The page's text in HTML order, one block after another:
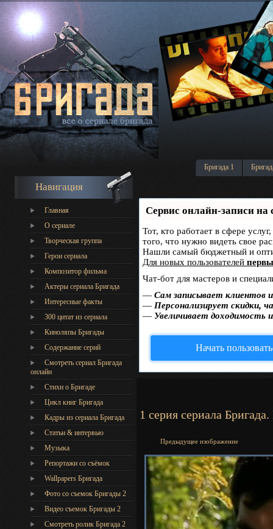
Бригада 1
Навигация
Главная
О сериале
Творческая группа
Герои сериала
Композитор фильма
Актеры сериала Бригада
Интересные факты
300 цитат из сериала
Киноляпы Бригады
Содержание серий
Смотреть сериал Бригада
онлайн
Стихи о Бригаде
Цикл книг Бригада
Кадры из сериала Бригада
Статьи & интервью
Музыка
Репортажи со съёмок
Wallpapers Бригада
Фото со съемок Бригады 2
Видео съемок Бригады 2
Cмотреть ролик Бригада 2
Сервис онлайн-записи на
Тот, кто работает в сфере
того, что нужно видеть свое
Нашли самый бюджетный и
Для новых пользователей
Чат-бот для мастеров и
— Сам записывает клиентов
— Персонализирует скидки,
— Увеличивает доходимость
Начать
1 серия сериала
Предыдущее изображение